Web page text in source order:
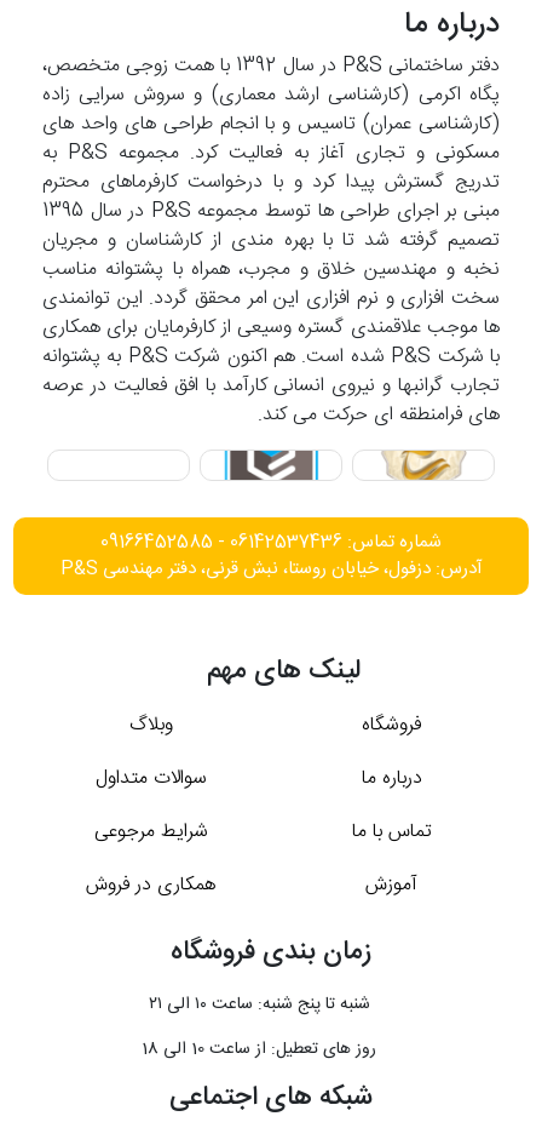
درباره ما
دفتر ساختمانی P&S در سال 1392 با همت زوجی متخصص،
پگاه اکرمی (کارشناسی ارشد معماری) و سروش سرایی زاده
(کارشناسی عمران) تاسیس و با انجام طراحی های واحد های
مسکونی و تجاری آغاز به فعالیت کرد. مجموعه P&S به
تدریج گسترش پیدا کرد و با درخواست کارفرماهای محترم
مبنی بر اجرای طراحی ها توسط مجموعه P&S در سال 1395
تصمیم گرفته شد تا با بهره مندی از کارشناسان و مجریان
نخبه و مهندسین خلاق و مجرب، همراه با پشتوانه مناسب
سخت افزاری و نرم افزاری این امر محقق گردد. این توانمندی
ها موجب علاقمندی گستره وسیعی از کارفرمایان برای همکاری
با شرکت P&S شده است. هم اکنون شرکت P&S به پشتوانه
تجارب گرانبها و نیروی انسانی کارآمد با افق فعالیت در عرصه
های فرامنطقه ای حرکت می کند.
شماره تماس: 06142537436 - 09166452585
آدرس: دزفول، خیابان روستا، نبش قرنی، دفتر مهندسی P&S
لینک های مهم
فروشگاه
وبلاگ
درباره ما
سوالات متداول
تماس با ما
شرایط مرجوعی
آموزش
همکاری در فروش
زمان بندی فروشگاه
شنبه تا پنج شنبه: ساعت ۱۰ الی ۲۱
روز های تعطیل: از ساعت 10 الی 18
شبکه های اجتماعی